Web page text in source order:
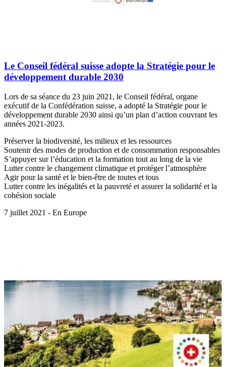
Le Conseil fédéral suisse adopte la Stratégie pour le
développement durable 2030
Lors de sa séance du 23 juin 2021, le Conseil fédéral, organe
exécutif de la Confédération suisse, a adopté la Stratégie pour le
développement durable 2030 ainsi qu’un plan d’action couvrant les
années 2021-2023.
Préserver la biodiversité, les milieux et les ressources
Soutenir des modes de production et de consommation responsables
S’appuyer sur l’éducation et la formation tout au long de la vie
Lutter contre le changement climatique et protéger l’atmosphère
Agir pour la santé et le bien-être de toutes et tous
Lutter contre les inégalités et la pauvreté et assurer la solidarité et la
cohésion sociale
7 juillet 2021 - En Europe